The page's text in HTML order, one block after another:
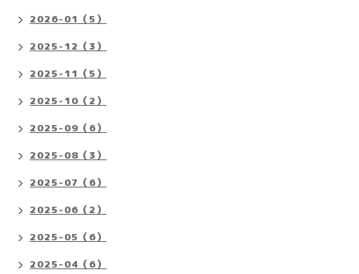
2026-01（5）
2025-12（3）
2025-11（5）
2025-10（2）
2025-09（6）
2025-08（3）
2025-07（6）
2025-06（2）
2025-05（6）
2025-04（6）